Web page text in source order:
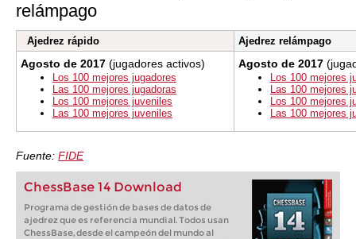
relámpago
Ajedrez rápido Ajedrez relámpago
Agosto de 2017 (jugadores activos)
Los 100 mejores jugadores
Las 100 mejores jugadoras
Los 100 mejores juveniles
Las 100 mejores juveniles
Agosto de 2017
Los 100 mejores
Las 100 mejores
Los 100 mejores
Las 100 mejores
Fuente: FIDE
ChessBase 14 Download
Programa de gestión de bases de datos de
ajedrez que es referencia mundial. Todos usan
ChessBase, desde el campeón del mundo al